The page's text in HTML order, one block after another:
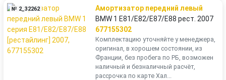
№ 2_32262
Амортизатор передний левый
BMW 1 E81/E82/E87/E88 рест. 2007
677155302
Комплектацию уточняйте у менеджера,
оригинал, в хорошем состоянии, из
Франции, без пробега по РБ, возможен
наличный и безналичный расчёт,
рассрочка по карте Хал...